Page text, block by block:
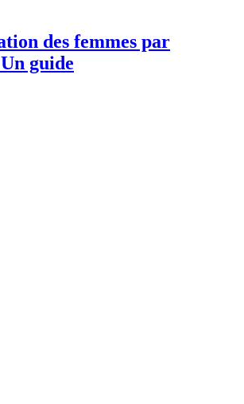
des femmes par
guide